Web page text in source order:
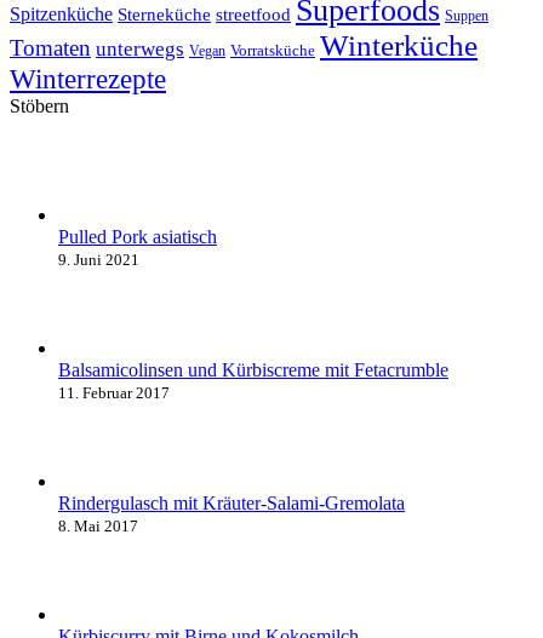
Spitzenküche Sterneküche streetfood Superfoods Suppen
Tomaten unterwegs Vegan Vorratsküche Winterküche
Winterrezepte
Stöbern
Pulled Pork asiatisch
9. Juni 2021
Balsamicolinsen und Kürbiscreme mit Fetacrumble
11. Februar 2017
Rindergulasch mit Kräuter-Salami-Gremolata
8. Mai 2017